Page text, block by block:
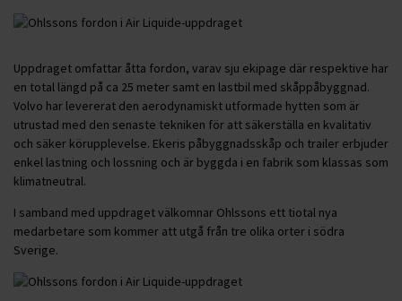
Uppdraget omfattar åtta fordon, varav sju ekipage där respektive har
en total längd på ca 25 meter samt en lastbil med skåppåbyggnad.
Volvo har levererat den aerodynamiskt utformade hytten som är
utrustad med den senaste tekniken för att säkerställa en kvalitativ
och säker körupplevelse. Ekeris påbyggnadsskåp och trailer erbjuder
enkel lastning och lossning och är byggda i en fabrik som klassas som
klimatneutral.
I samband med uppdraget välkomnar Ohlssons ett tiotal nya
medarbetare som kommer att utgå från tre olika orter i södra
Sverige.